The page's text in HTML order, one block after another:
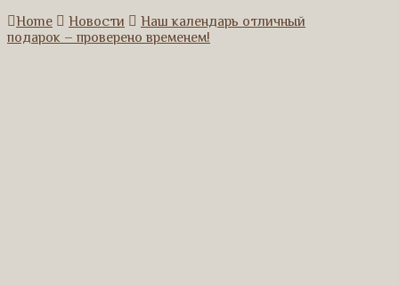
Home
Новости
Наш календарь отличный
подарок – проверено временем!